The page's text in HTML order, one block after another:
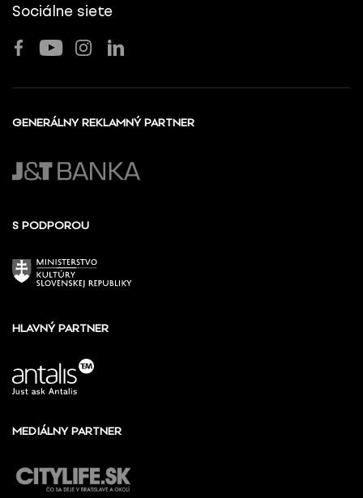
Sociálne siete
GENERÁLNY REKLAMNÝ PARTNER
S PODPOROU
HLAVNÝ PARTNER
MEDIÁLNY PARTNER